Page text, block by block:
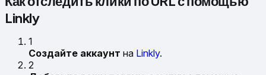
Linkly
1
Создайте аккаунт на Linkly.
2